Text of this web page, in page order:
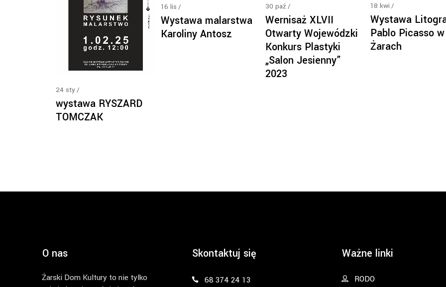
24 sty
wystawa RYSZARD
TOMCZAK
16 lis
Wystawa malarstwa
Karoliny Antosz
30 paź
Wernisaż XLVII
Otwarty Wojewódzki
Konkurs Plastyki
„Salon Jesienny”
2023
18 kwi
Wystawa
Pablo Picasso w
Żarach
O nas
Żarski Dom Kultury to nie tylko
Skontaktuj się
68 374 24 13
Ważne linki
RODO